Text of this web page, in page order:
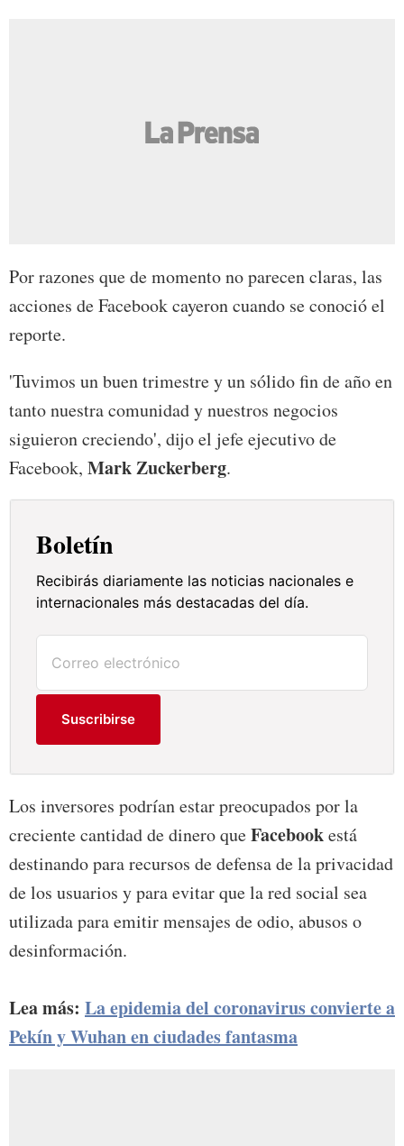
Por razones que de momento no parecen claras, las
acciones de Facebook cayeron cuando se conoció el
reporte.
'Tuvimos un buen trimestre y un sólido fin de año en
tanto nuestra comunidad y nuestros negocios
siguieron creciendo', dijo el jefe ejecutivo de
Facebook, Mark Zuckerberg.
Boletín
Recibirás diariamente las noticias nacionales e
internacionales más destacadas del día.
Suscribirse
Los inversores podrían estar preocupados por la
creciente cantidad de dinero queFacebookestá
destinando para recursos de defensa de la privacidad
de los usuarios y para evitar que la red social sea
utilizada para emitir mensajes de odio, abusos o
desinformación.
Lea más: La epidemia del coronavirus convierte a
Pekín y Wuhan en ciudades fantasma